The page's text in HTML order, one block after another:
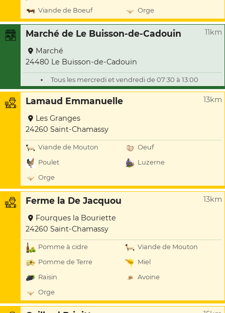
Viande de Boeuf
Orge
Marché de Le Buisson-de-Cadouin 11km
Marché
24480 Le Buisson-de-Cadouin
Tous les mercredi et vendredi de 07:30 à 13:00
Lamaud Emmanuelle 13km
Les Granges
24260 Saint-Chamassy
Viande de Mouton
Oeuf
Poulet
Luzerne
Orge
Ferme la De Jacquou 13km
Fourques la Bouriette
24260 Saint-Chamassy
Pomme à cidre
Viande de Mouton
Pomme de Terre
Miel
Raisin
Avoine
Orge